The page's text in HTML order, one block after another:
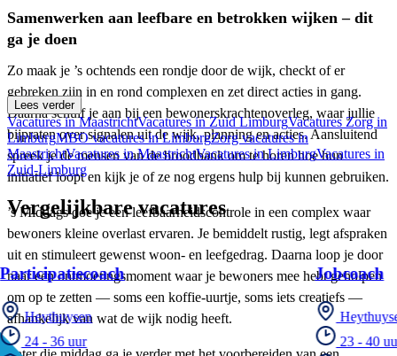
Samenwerken aan leefbare en betrokken wijken – dit
ga je doen
Zo maak je ’s ochtends een rondje door de wijk, checkt of er
gebreken zijn in en rond complexen en zet direct acties in gang.
Daarna schuif je aan bij een bewonerskrachtenoverleg, waar jullie
bijpraten over signalen uit de wijk, planning en acties. Aansluitend
spreek je de mensen van de broodbank om te horen hoe hun
initiatief loopt en kijk je of ze nog ergens hulp bij kunnen gebruiken.
’s Middags doe je een leefbaarheidscontrole in een complex waar
bewoners kleine overlast ervaren. Je bemiddelt rustig, legt afspraken
uit en stimuleert gewenst woon- en leefgedrag. Daarna loop je door
naar een ontmoetingsmoment waar je bewoners mee hebt geholpen
om op te zetten — soms een koffie-uurtje, soms iets creatiefs —
afhankelijk van wat de wijk nodig heeft.
Lees verder
Vacatures in MaastrichtVacatures in Zuid LimburgVacatures Zorg in
LimburgMBO vacatures in LimburgZorg vacatures in
MaastrichtVacatures in MaastrichtVacatures in LimburgVacatures in
Zuid-Limburg
Vergelijkbare vacatures
Participatiecoach
Heythuysen
24 - 36 uur
Jobcoach
23 - 40